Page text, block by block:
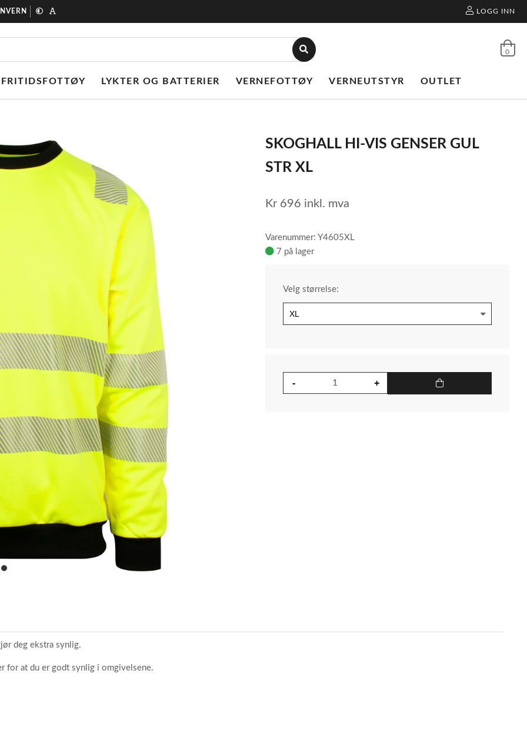
LOGG INN
0
FRITIDSFOTTØY LYKTER OG BATTERIER VERNEFOTTØY VERNEUTSTYR OUTLET
item
SKOGHALL HI-VIS GENSER GUL
STR XL
Kr 696 inkl. mva
Varenummer: Y4605XL
7 på lager
Velg størrelse:
deg ekstra synlig.
for at du er godt synlig i omgivelsene.